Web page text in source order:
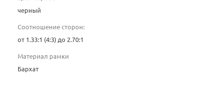
черный
Соотношение сторон:
от 1.33:1 (4:3) до 2.70:1
Материал рамки
Бархат